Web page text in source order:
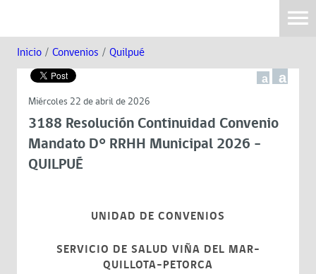
Inicio / Convenios / Quilpué
a a
Miércoles 22 de abril de 2026
3188 Resolución Continuidad Convenio
Mandato D° RRHH Municipal 2026 -
QUILPUÉ
UNIDAD DE CONVENIOS
SERVICIO DE SALUD VIÑA DEL MAR-
QUILLOTA-PETORCA